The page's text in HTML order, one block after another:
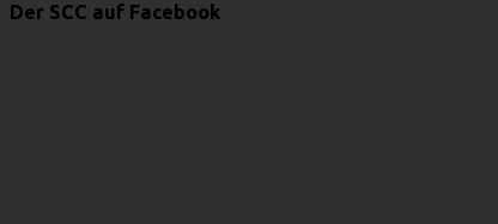
Der SCC auf Facebook